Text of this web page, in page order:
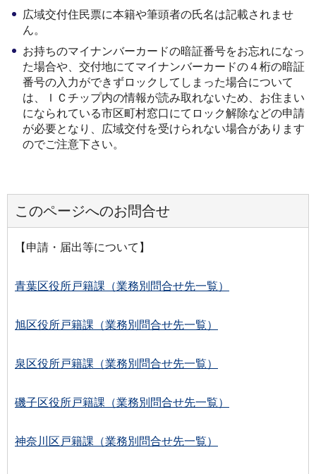
広域交付住民票に本籍や筆頭者の氏名は記載されませ
ん。
お持ちのマイナンバーカードの暗証番号をお忘れになっ
た場合や、交付地にてマイナンバーカードの４桁の暗証
番号の入力ができずロックしてしまった場合について
は、ＩＣチップ内の情報が読み取れないため、お住まい
になられている市区町村窓口にてロック解除などの申請
が必要となり、広域交付を受けられない場合があります
のでご注意下さい。
このページへのお問合せ
【申請・届出等について】
青葉区役所戸籍課（業務別問合せ先一覧）
旭区役所戸籍課（業務別問合せ先一覧）
泉区役所戸籍課（業務別問合せ先一覧）
磯子区役所戸籍課（業務別問合せ先一覧）
神奈川区戸籍課（業務別問合せ先一覧）